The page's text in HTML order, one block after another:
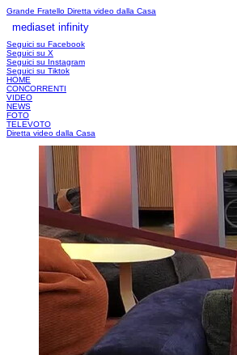
Grande Fratello Diretta video dalla Casa
mediaset infinity
Seguici su Facebook
Seguici su X
Seguici su Instagram
Seguici su Tiktok
HOME
CONCORRENTI
VIDEO
NEWS
FOTO
TELEVOTO
Diretta video dalla Casa